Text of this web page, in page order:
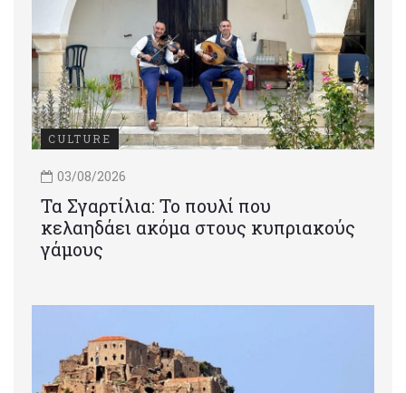
CULTURE
03/08/2026
Τα Σγαρτίλια: Το πουλί που
κελαηδάει ακόμα στους κυπριακούς
γάμους